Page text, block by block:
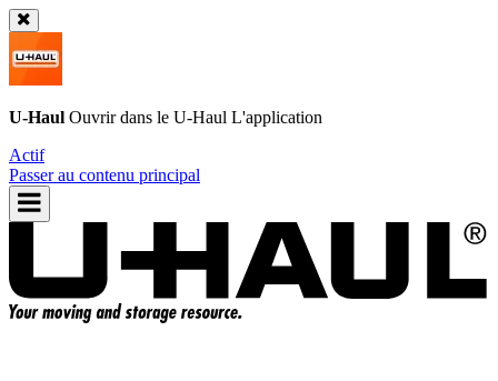
U-Haul Ouvrir dans le U-Haul L'application
Actif
Passer au contenu principal